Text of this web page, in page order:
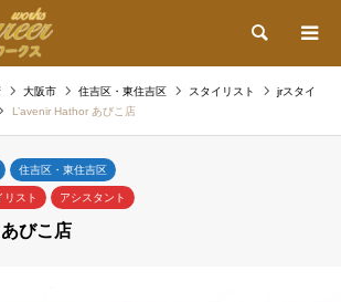
検索
大阪市 住吉区・東住吉区 スタイリスト
jrスタイ
L’avenir Hathor あびこ店
住吉区・東住吉区
リスト アシスタント
びこ店